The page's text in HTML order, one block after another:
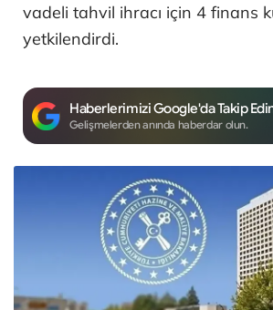
vadeli tahvil ihracı için 4 finans
yetkilendirdi.
Haberlerimizi Google'da Takip
Gelişmelerden anında haberdar olun.